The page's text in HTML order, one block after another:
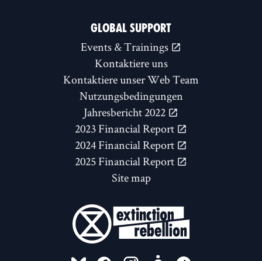
GLOBAL SUPPORT
Events & Trainings
Kontaktiere uns
Kontaktiere unser Web Team
Nutzungsbedingungen
Jahresbericht 2022
2023 Financial Report
2024 Financial Report
2025 Financial Report
Site map